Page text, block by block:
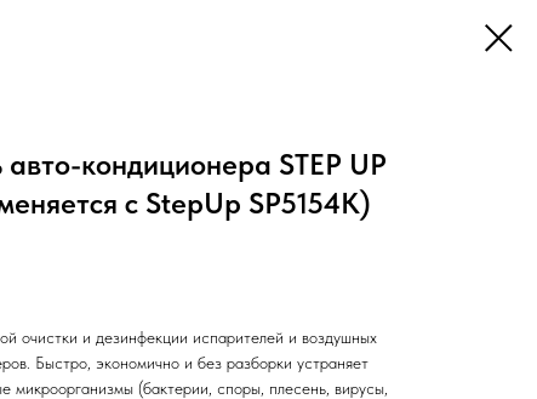
кондиционера STEP UP
с StepUp SP5154K)
очистки и дезинфекции испарителей и воздушных
Быстро, экономично и без разборки устраняет
микроорганизмы (бактерии, споры, плесень, вирусы,